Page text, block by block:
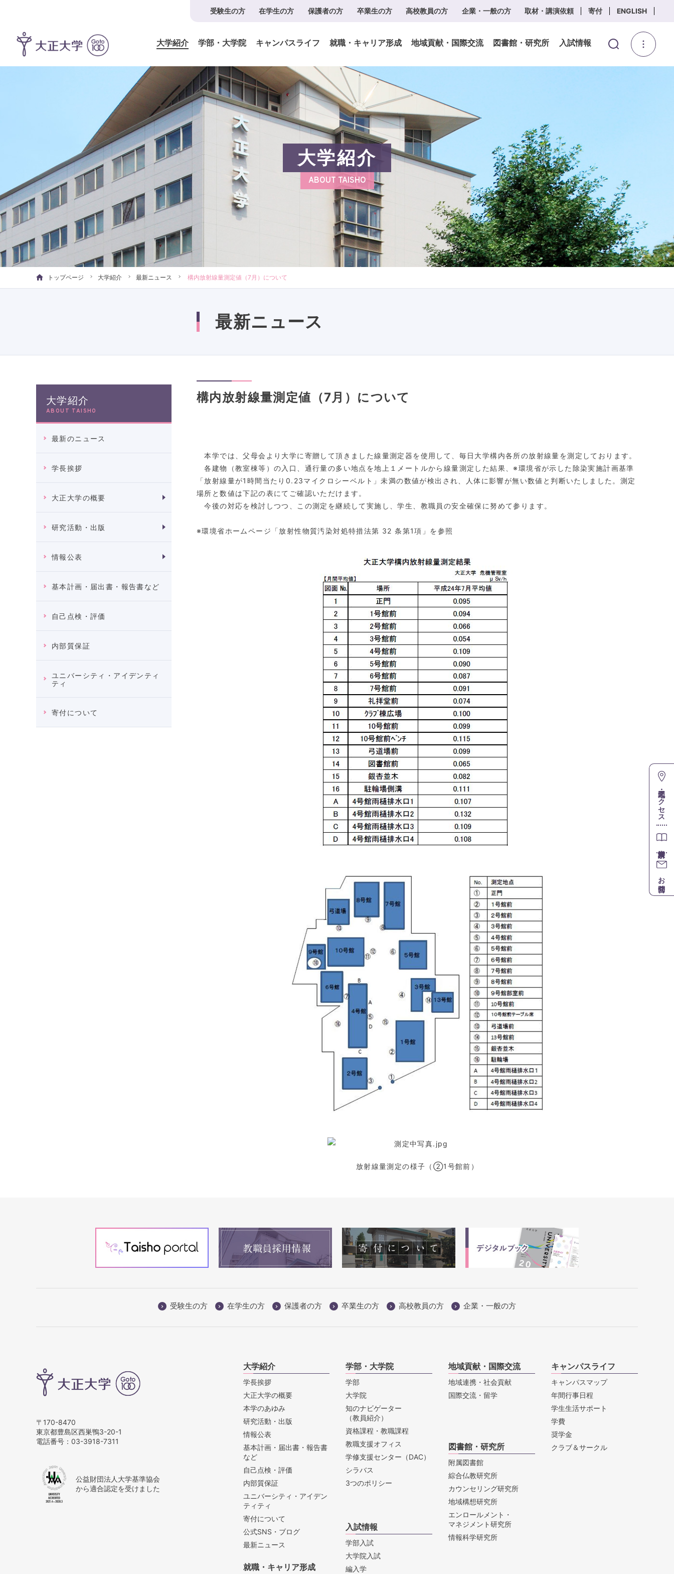
受験生の方 在学生の方 保護者の方 卒業生の方 高校教員の方 企業・一般の方 取材・講演依頼 寄付 ENGLISH
大学紹介 学部・大学院 キャンパスライフ 就職・キャリア形成 地域貢献・国際交流 図書館・研究所 入試情報
大学紹介
ABOUT TAISHO
トップページ 大学紹介 最新ニュース 構内放射線量測定値（7月）について
大学紹介
ABOUT TAISHO
最新のニュース
学長挨拶
大正大学の概要
研究活動・出版
情報公表
基本計画・届出書・報告書など
自己点検・評価
内部質保証
ユニバーシティ・アイデンティ
ティ
寄付について
最新ニュース
構内放射線量測定値（7月）について
本学では、父母会より大学に寄贈して頂きました線量測定器を使用して、毎日大学構内各所の放射線量を測定しております。
各建物（教室棟等）の入口、通行量の多い地点を地上１メートルから線量測定した結果、※環境省が示した除染実施計画基準
「放射線量が1時間当たり0.23マイクロシーベルト」未満の数値が検出され、人体に影響が無い数値と判断いたしました。測定
場所と数値は下記の表にてご確認いただけます。
今後の対応を検討しつつ、この測定を継続して実施し、学生、教職員の安全確保に努めて参ります。
※環境省ホームページ「放射性物質汚染対処特措法第 32 条第1項」を参照
放射線量測定の様子（②1号館前）
受験生の方 在学生の方 保護者の方 卒業生の方 高校教員の方 企業・一般の方
〒170-8470
東京都豊島区西巣鴨3-20-1
電話番号： 03-3918-7311
公益財団法人大学基準協会
から適合認定を受けました
大学紹介
学長挨拶
大正大学の概要
本学のあゆみ
研究活動・出版
情報公表
基本計画・届出書・報告書
など
自己点検・評価
内部質保証
ユニバーシティ・アイデン
ティティ
寄付について
公式SNS・ブログ
最新ニュース
学部・大学院
学部
大学院
知のナビゲーター
（教員紹介）
資格課程・教職課程
教職支援オフィス
学修支援センター（DAC）
シラバス
3つのポリシー
地域貢献・国際交流
地域連携・社会貢献
国際交流・留学
キャンパスライフ
キャンパスマップ
年間行事日程
学生生活サポート
学費
奨学金
クラブ＆サークル
就職・キャリア形成
入試情報
学部入試
大学院入試
編入学
図書館・研究所
附属図書館
綜合仏教研究所
カウンセリング研究所
地域構想研究所
エンロールメント・
マネジメント研究所
情報科学研究所
地図・アクセス
お問合せ